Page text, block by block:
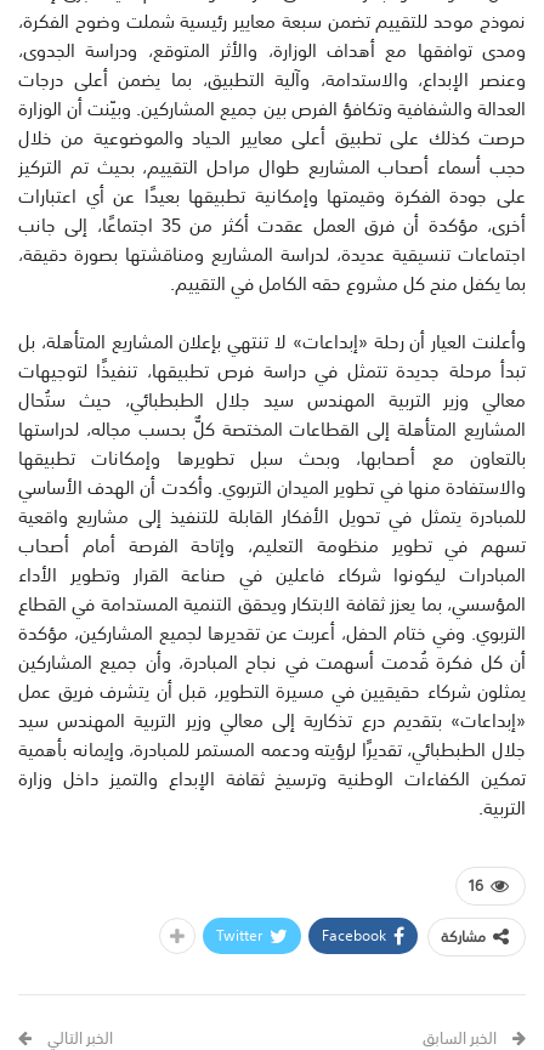
نموذج موحد للتقييم تضمن سبعة معايير رئيسية شملت وضوح الفكرة،
ومدى توافقها مع أهداف الوزارة، والأثر المتوقع، ودراسة الجدوى،
وعنصر الإبداع، والاستدامة، وآلية التطبيق، بما يضمن أعلى درجات
العدالة والشفافية وتكافؤ الفرص بين جميع المشاركين. وبيّنت أن الوزارة
حرصت كذلك على تطبيق أعلى معايير الحياد والموضوعية من خلال
حجب أسماء أصحاب المشاريع طوال مراحل التقييم، بحيث تم التركيز
على جودة الفكرة وقيمتها وإمكانية تطبيقها بعيدًا عن أي اعتبارات
أخرى، مؤكدة أن فرق العمل عقدت أكثر من 35 اجتماعًا، إلى جانب
اجتماعات تنسيقية عديدة، لدراسة المشاريع ومناقشتها بصورة دقيقة،
بما يكفل منح كل مشروع حقه الكامل في التقييم.
وأعلنت العيار أن رحلة «إبداعات» لا تنتهي بإعلان المشاريع المتأهلة، بل
تبدأ مرحلة جديدة تتمثل في دراسة فرص تطبيقها، تنفيذًا لتوجيهات
معالي وزير التربية المهندس سيد جلال الطبطبائي، حيث ستُحال
المشاريع المتأهلة إلى القطاعات المختصة كلٌّ بحسب مجاله، لدراستها
بالتعاون مع أصحابها، وبحث سبل تطويرها وإمكانات تطبيقها
والاستفادة منها في تطوير الميدان التربوي. وأكدت أن الهدف الأساسي
للمبادرة يتمثل في تحويل الأفكار القابلة للتنفيذ إلى مشاريع واقعية
تسهم في تطوير منظومة التعليم، وإتاحة الفرصة أمام أصحاب
المبادرات ليكونوا شركاء فاعلين في صناعة القرار وتطوير الأداء
المؤسسي، بما يعزز ثقافة الابتكار ويحقق التنمية المستدامة في القطاع
التربوي. وفي ختام الحفل، أعربت عن تقديرها لجميع المشاركين، مؤكدة
أن كل فكرة قُدمت أسهمت في نجاح المبادرة، وأن جميع المشاركين
يمثلون شركاء حقيقيين في مسيرة التطوير، قبل أن يتشرف فريق عمل
«إبداعات» بتقديم درع تذكارية إلى معالي وزير التربية المهندس سيد
جلال الطبطبائي، تقديرًا لرؤيته ودعمه المستمر للمبادرة، وإيمانه بأهمية
تمكين الكفاءات الوطنية وترسيخ ثقافة الإبداع والتميز داخل وزارة
التربية.
16
مشاركة
Facebook
Twitter
الخبر السابق الخبر التالي